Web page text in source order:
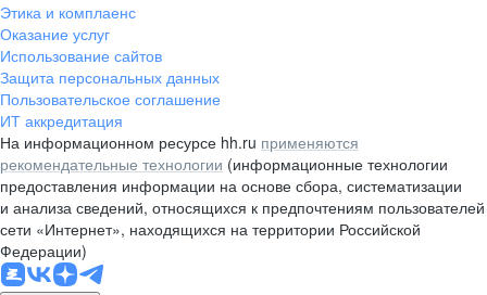
Этика и комплаенс
Оказание услуг
Использование сайтов
Защита персональных данных
Пользовательское соглашение
ИТ аккредитация
На информационном ресурсе hh.ru применяются
рекомендательные технологии (информационные технологии
предоставления информации на основе сбора, систематизации
и анализа сведений, относящихся к предпочтениям пользователей
сети «Интернет», находящихся на территории Российской
Федерации)